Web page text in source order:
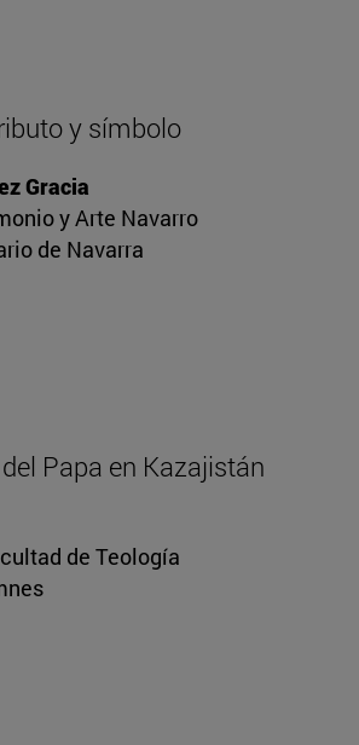
y símbolo
Gracia
y Arte Navarro
de Navarra
Papa en Kazajistán
de Teología